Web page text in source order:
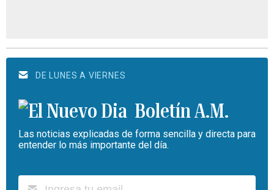
DE LUNES A VIERNES
Boletín A.M.
Las noticias explicadas de forma sencilla y directa para
entender lo más importante del día.